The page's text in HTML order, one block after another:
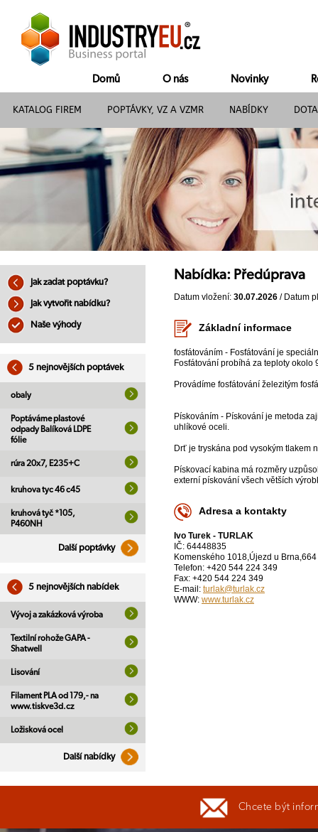
Domů O nás Novinky
KATALOG FIREM POPTÁVKY, VZ A VZMR NABÍDKY
Jak zadat poptávku?
Jak vytvořit nabídku?
Naše výhody
5 nejnovějších poptávek
obaly
Poptáváme plastové
odpady Balíková LDPE
fólie
rúra 20x7, E235+C
kruhova tyc 46 c45
kruhová tyč *105,
P460NH
Další poptávky
5 nejnovějších nabídek
Vývoj a zakázková výroba
Textilní rohože GAPA -
Shatwell
Lisování
Filament PLA od 179,- na
www.tiskve3d.cz
Ložisková ocel
Další nabídky
Nabídka: Předúprava
Datum vložení: 30.07.2026 / Datum
Základní informace
fosfátováním - Fosfátování je
Fosfátování probíhá za teploty okolo
Provádíme fosfátování železitým
Pískováním - Pískování je metoda
uhlíkové oceli.
Drť je tryskána pod vysokým tlakem
Pískovací kabina má rozměry
externí pískování všech větších
Adresa a kontakty
Ivo Turek - TURLAK
IČ: 64448835
Komenského 1018,Újezd u
Telefon: +420 544 224 349
Fax: +420 544 224 349
E-mail: turlak@turlak.cz
WWW: www.turlak.cz
Chcete být